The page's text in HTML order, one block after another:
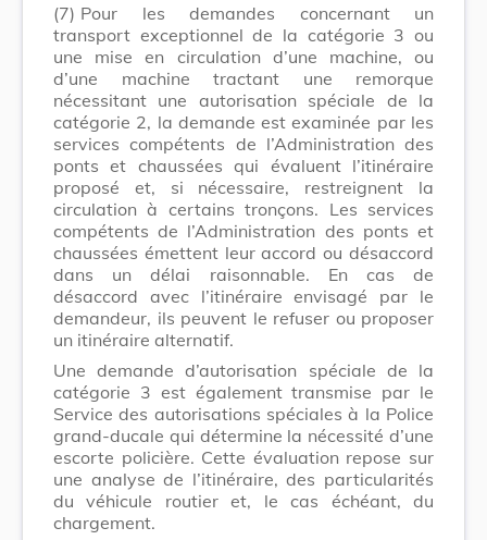
(7) Pour les demandes concernant un
transport exceptionnel de la catégorie 3 ou
une mise en circulation d’une machine, ou
d’une machine tractant une remorque
nécessitant une autorisation spéciale de la
catégorie 2, la demande est examinée par les
services compétents de l’Administration des
ponts et chaussées qui évaluent l’itinéraire
proposé et, si nécessaire, restreignent la
circulation à certains tronçons. Les services
compétents de l’Administration des ponts et
chaussées émettent leur accord ou désaccord
dans un délai raisonnable. En cas de
désaccord avec l’itinéraire envisagé par le
demandeur, ils peuvent le refuser ou proposer
un itinéraire alternatif.
Une demande d’autorisation spéciale de la
catégorie 3 est également transmise par le
Service des autorisations spéciales à la Police
grand-ducale qui détermine la nécessité d’une
escorte policière. Cette évaluation repose sur
une analyse de l’itinéraire, des particularités
du véhicule routier et, le cas échéant, du
chargement.